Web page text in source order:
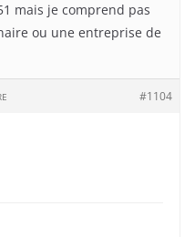
mais je comprend pas
ou une entreprise de
#1104